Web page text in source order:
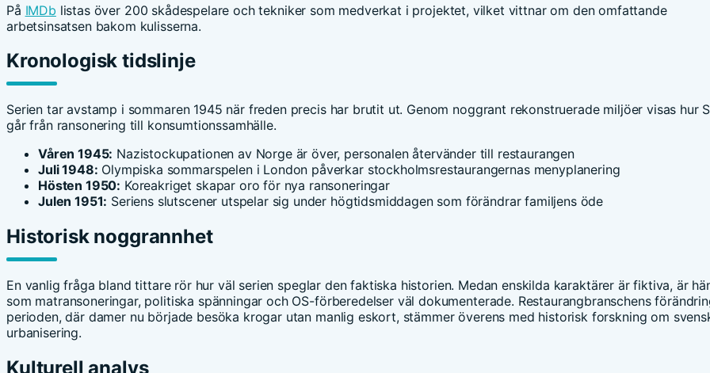
På IMDb listas över 200 skådespelare och tekniker som medverkat i projektet, vilket vittnar om den omfattande
arbetsinsatsen bakom kulisserna.
Kronologisk tidslinje
Serien tar avstamp i sommaren 1945 när freden precis har brutit ut. Genom noggrant rekonstruerade miljöer visas hur
går från ransonering till konsumtionssamhälle.
Våren 1945: Nazistockupationen av Norge är över, personalen återvänder till restaurangen
Juli 1948: Olympiska sommarspelen i London påverkar stockholmsrestaurangernas menyplanering
Hösten 1950: Koreakriget skapar oro för nya ransoneringar
Julen 1951: Seriens slutscener utspelar sig under högtidsmiddagen som förändrar familjens öde
Historisk noggrannhet
En vanlig fråga bland tittare rör hur väl serien speglar den faktiska historien. Medan enskilda karaktärer är fiktiva, är
som matransoneringar, politiska spänningar och OS-förberedelser väl dokumenterade. Restaurangbranschens
perioden, där damer nu började besöka krogar utan manlig eskort, stämmer överens med historisk forskning om
urbanisering.
Kulturell analys